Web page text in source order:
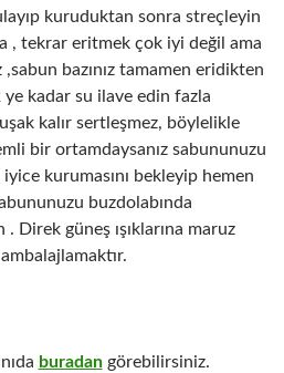
kuruduktan sonra streçleyin
, tekrar eritmek çok iyi değil ama
bazınız tamamen eridikten
kadar su ilave edin fazla
kalır sertleşmez, böylelikle
bir ortamdaysanız sabununuzu
kurumasını bekleyip hemen
buzdolabında
Direk güneş ışıklarına maruz
buradangörebilirsiniz.